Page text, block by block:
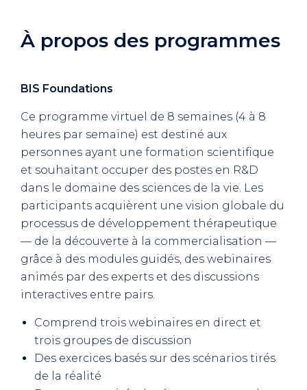
À propos des programmes
BIS Foundations
Ce programme virtuel de 8 semaines (4 à 8
heures par semaine) est destiné aux
personnes ayant une formation scientifique
et souhaitant occuper des postes en R&D
dans le domaine des sciences de la vie. Les
participants acquièrent une vision globale du
processus de développement thérapeutique
— de la découverte à la commercialisation —
grâce à des modules guidés, des webinaires
animés par des experts et des discussions
interactives entre pairs.
Comprend trois webinaires en direct et
trois groupes de discussion
Des exercices basés sur des scénarios tirés
de la réalité